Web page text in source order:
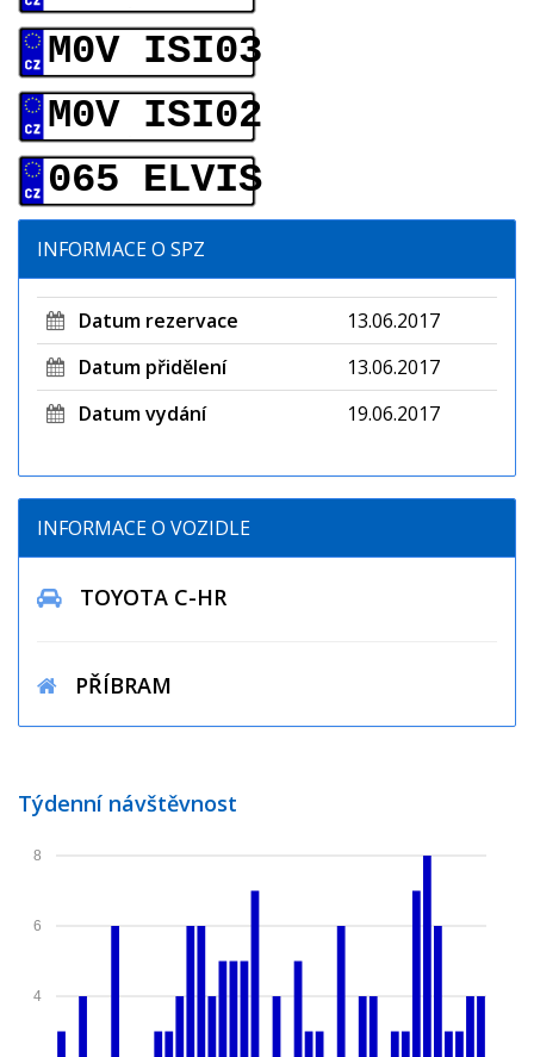
M0V ISI03
M0V ISI02
065 ELVIS
INFORMACE O SPZ
Datum rezervace
13.06.2017
Datum přidělení
13.06.2017
Datum vydání
19.06.2017
INFORMACE O VOZIDLE
TOYOTA C-HR
PŘÍBRAM
Týdenní návštěvnost
4
6
8